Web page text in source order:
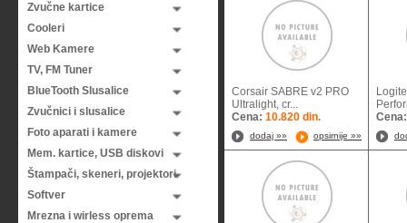
Zvučne kartice
Cooleri
Web Kamere
TV, FM Tuner
BlueTooth Slusalice
Zvučnici i slusalice
Foto aparati i kamere
Mem. kartice, USB diskovi
Štampači, skeneri, projektori
Softver
Mrezna i wirless oprema
Corsair SABRE v2 PRO
Ultralight, cr...
Cena: 10.820 din.
dodaj »» opsirnije »»